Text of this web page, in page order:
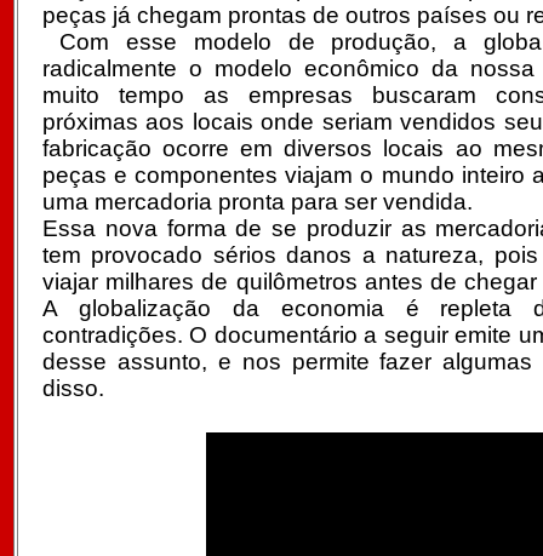
peças já chegam prontas de outros países ou
Com esse modelo de produção, a
radicalmente o modelo econômico da nossa
muito tempo as empresas buscaram
próximas aos locais onde seriam vendidos
fabricação ocorre em diversos locais ao
peças e componentes viajam o mundo inteiro
uma mercadoria pronta para ser vendida.
Essa nova forma de se produzir as
tem provocado sérios danos a natureza,
viajar milhares de quilômetros antes de
A globalização da economia é repleta
contradições. O documentário a seguir emite
desse assunto, e nos permite fazer algumas
disso.